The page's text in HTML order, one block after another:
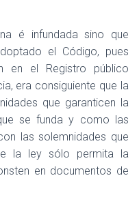
é infundada sino que
el Código, pues
en el Registro público
era consiguiente que la
que garanticen la
se funda y como las
las solemnidades que
la ley sólo permita la
en documentos de